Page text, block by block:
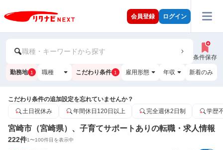
会員登録 ログイン
職種・キーワードから探す
条件保存
勤務地 1 職種 こだわり条件 1 雇用形態 年収 新着のみ
こだわり条件の追加設定を忘れていませんか？
土日祝休み
年間休日120日以上 完全週休2日制 学歴
宮崎市（宮崎県）、子育てサポートありの転職・求人情報
222件1〜100件目を表示中